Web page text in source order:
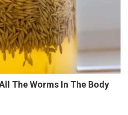
The Worms In The Body